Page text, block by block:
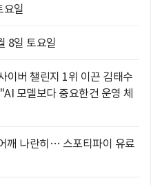
요일
8일 토요일
이버 챌린지 1위 이끈 김태수
모델보다 중요한건 운영 체
깨 나란히… 스포티파이 유료